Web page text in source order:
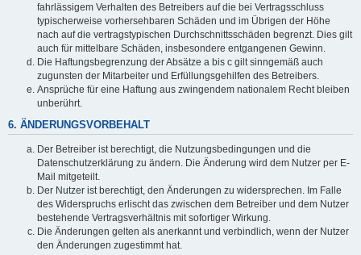
fahrlässigem Verhalten des Betreibers auf die bei Vertragsschluss
typischerweise vorhersehbaren Schäden und im Übrigen der Höhe
nach auf die vertragstypischen Durchschnittsschäden begrenzt. Dies gilt
auch für mittelbare Schäden, insbesondere entgangenen Gewinn.
Die Haftungsbegrenzung der Absätze a bis c gilt sinngemäß auch
zugunsten der Mitarbeiter und Erfüllungsgehilfen des Betreibers.
Ansprüche für eine Haftung aus zwingendem nationalem Recht bleiben
unberührt.
6. ÄNDERUNGSVORBEHALT
Der Betreiber ist berechtigt, die Nutzungsbedingungen und die
Datenschutzerklärung zu ändern. Die Änderung wird dem Nutzer per E-
Mail mitgeteilt.
Der Nutzer ist berechtigt, den Änderungen zu widersprechen. Im Falle
des Widerspruchs erlischt das zwischen dem Betreiber und dem Nutzer
bestehende Vertragsverhältnis mit sofortiger Wirkung.
Die Änderungen gelten als anerkannt und verbindlich, wenn der Nutzer
den Änderungen zugestimmt hat.